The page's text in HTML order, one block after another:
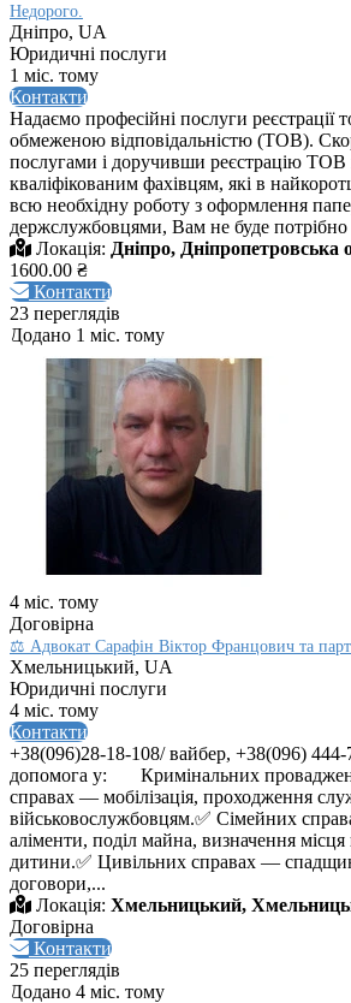
Недорого.
Дніпро, UA
Юридичні послуги
1 міс. тому
Контакти
Надаємо професійні послуги реєстрації
обмеженою відповідальністю (ТОВ).
послугами і доручивши реєстрацію
кваліфікованим фахівцям, які в
всю необхідну роботу з оформлення
держслужбовцями, Вам не буде потрібно
Локація: Дніпро, Дніпропетровська
1600.00 ₴
Контакти
23 переглядів
Додано 1 міс. тому
4 міс. тому
Договірна
⚖️ Адвокат Сарафін Віктор Францович та
Хмельницький, UA
Юридичні послуги
4 міс. тому
Контакти
+38(096)28-18-108/ вайбер, +38(096)
допомога у: Кримінальних
справах — мобілізація, проходження
військовослужбовцям.✅ Сімейних
аліменти, поділ майна, визначення
дитини.✅ Цивільних справах —
договори,...
Локація: Хмельницький,
Договірна
Контакти
25 переглядів
Додано 4 міс. тому